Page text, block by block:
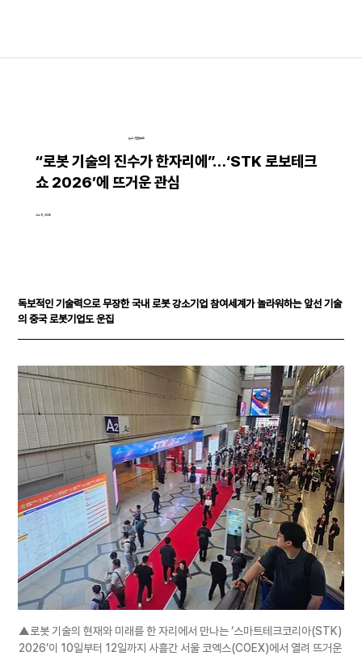
Jun 11, 2026
“로봇 기술의 진수가 한자리에”…‘STK 로보테크
쇼 2026’에 뜨거운 관심
뉴스│언론보도
독보적인 기술력으로 무장한 국내 로봇 강소기업 참여세계가 놀라워하는 앞선 기술
의 중국 로봇기업도 운집
▲로봇 기술의 현재와 미래를 한 자리에서 만나는 ‘스마트테크코리아(STK)
2026’이 10일부터 12일까지 사흘간 서울 코엑스(COEX)에서 열려 뜨거운